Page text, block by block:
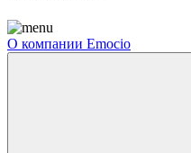
О компании Emocio